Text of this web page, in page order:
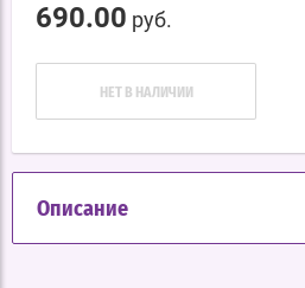
690.00 руб.
НЕТ В НАЛИЧИИ
Описание